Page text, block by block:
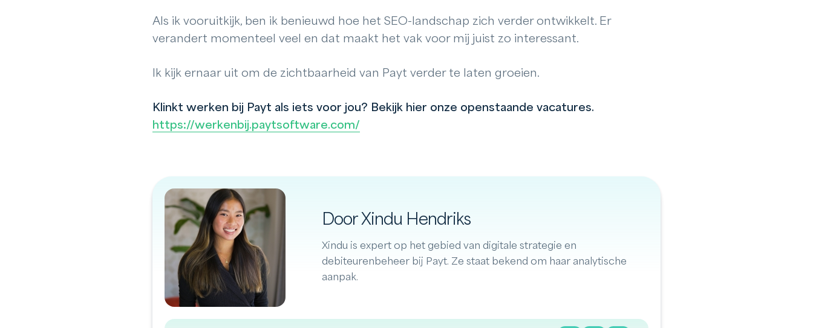
Als ik vooruitkijk, ben ik benieuwd hoe het SEO-landschap zich verder ontwikkelt. Er
verandert momenteel veel en dat maakt het vak voor mij juist zo interessant.
Ik kijk ernaar uit om de zichtbaarheid van Payt verder te laten groeien.
Klinkt werken bij Payt als iets voor jou? Bekijk hier onze openstaande vacatures.
https://werkenbij.paytsoftware.com/
Door Xindu Hendriks
Xindu is expert op het gebied van digitale strategie en
debiteurenbeheer bij Payt. Ze staat bekend om haar analytische
aanpak.